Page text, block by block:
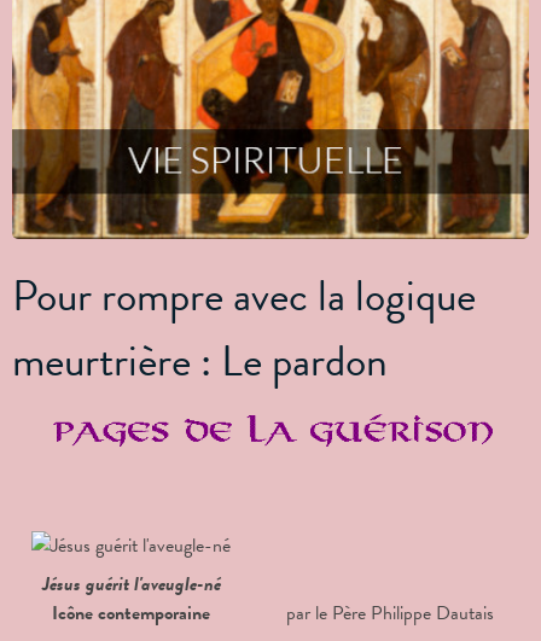
Pour rompre avec la logique
meurtrière : Le pardon
Jésus guérit l'aveugle-né
Icône contemporaine
par le Père Philippe Dautais